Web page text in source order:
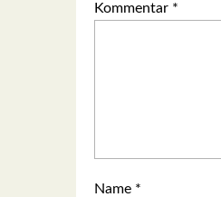
Kommentar *
Name *